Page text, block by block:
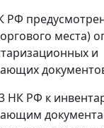
РФ
места)
и
НК РФ к